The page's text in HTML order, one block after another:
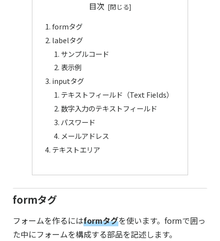
目次
formタグ
labelタグ
サンプルコード
表示例
inputタグ
テキストフィールド（Text Fields）
数字入力のテキストフィールド
パスワード
メールアドレス
テキストエリア
formタグ
フォームを作るにはformタグを使います。formで囲っ
た中にフォームを構成する部品を記述します。